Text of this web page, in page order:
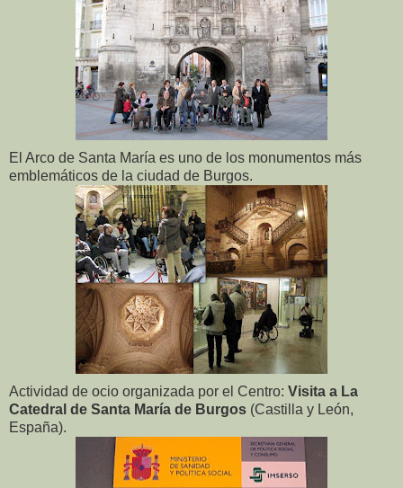
El Arco de Santa María es uno de los monumentos más
emblemáticos de la ciudad de Burgos.
Actividad de ocio organizada por el Centro: Visita a La
Catedral de Santa María de Burgos (Castilla y León,
España).